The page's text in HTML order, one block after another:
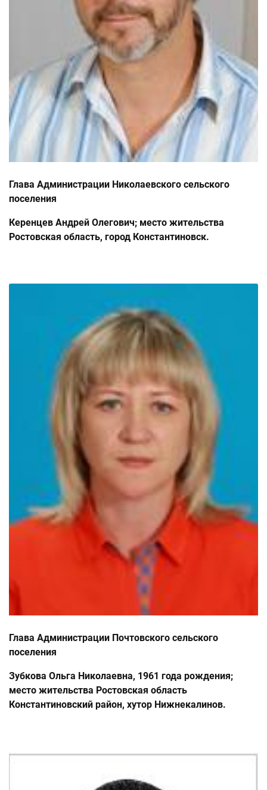
Глава Администрации Николаевского сельского
поселения
Керенцев Андрей Олегович; место жительства
Ростовская область, город Константиновск.
Глава Администрации Почтовского сельского
поселения
Зубкова Ольга Николаевна, 1961 года рождения;
место жительства Ростовская область
Константиновский район, хутор Нижнекалинов.